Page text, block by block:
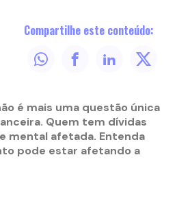
Compartilhe este conteúdo:
é mais uma questão única
Quem tem dívidas
mental afetada. Entenda
pode estar afetando a